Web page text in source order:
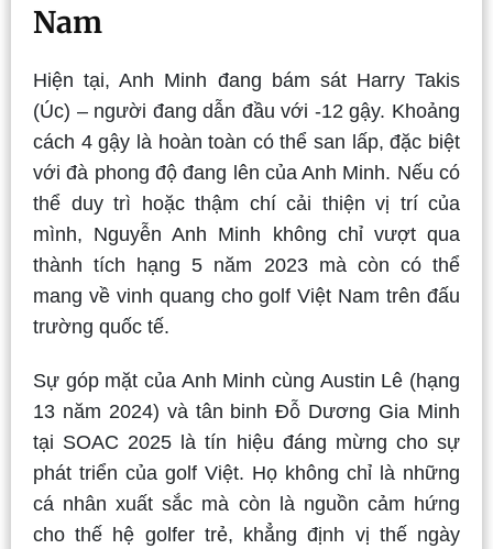
Nam
Hiện tại, Anh Minh đang bám sát Harry Takis
(Úc) – người đang dẫn đầu với -12 gậy. Khoảng
cách 4 gậy là hoàn toàn có thể san lấp, đặc biệt
với đà phong độ đang lên của Anh Minh. Nếu có
thể duy trì hoặc thậm chí cải thiện vị trí của
mình, Nguyễn Anh Minh không chỉ vượt qua
thành tích hạng 5 năm 2023 mà còn có thể
mang về vinh quang cho golf Việt Nam trên đấu
trường quốc tế.
Sự góp mặt của Anh Minh cùng Austin Lê (hạng
13 năm 2024) và tân binh Đỗ Dương Gia Minh
tại SOAC 2025 là tín hiệu đáng mừng cho sự
phát triển của golf Việt. Họ không chỉ là những
cá nhân xuất sắc mà còn là nguồn cảm hứng
cho thế hệ golfer trẻ, khẳng định vị thế ngày